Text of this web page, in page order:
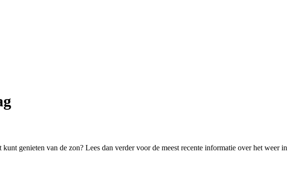
genieten van de zon? Lees dan verder voor de meest recente informatie over het weer in